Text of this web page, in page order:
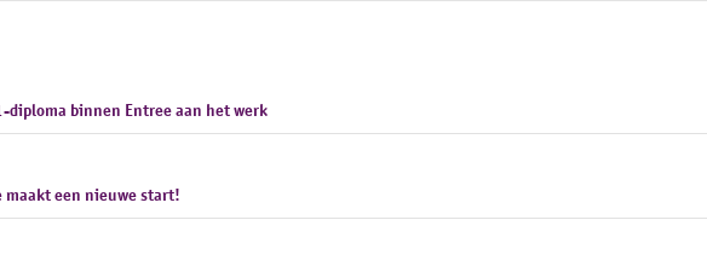
binnen Entree aan het werk
maakt een nieuwe start!